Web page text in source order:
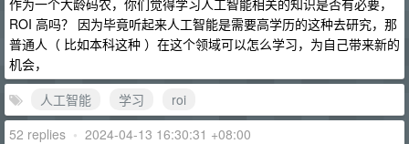
作为一个大龄码农，你们觉得学习人工智能相关的知识是否有必要，
ROI 高吗？ 因为毕竟听起来人工智能是需要高学历的这种去研究，那
普通人（ 比如本科这种 ）在这个领域可以怎么学习，为自己带来新的
机会，
人工智能
学习
roi
52 replies • 2024-04-13 16:30:31 +08:00